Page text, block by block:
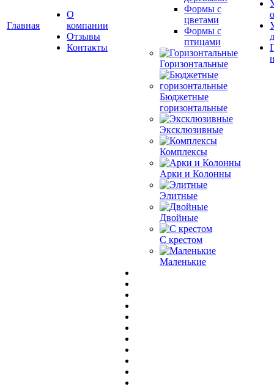
Главная
О
компании
Отзывы
Контакты
Формы с
цветами
Формы с
птицами
Горизонтальные
Бюджетные
горизонтальные
Эксклюзивные
Комплексы
Арки и Колонны
Элитные
Двойные
С крестом
Маленькие